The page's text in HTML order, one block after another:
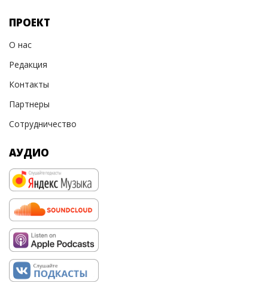
ПРОЕКТ
О нас
Редакция
Контакты
Партнеры
Сотрудничество
АУДИО